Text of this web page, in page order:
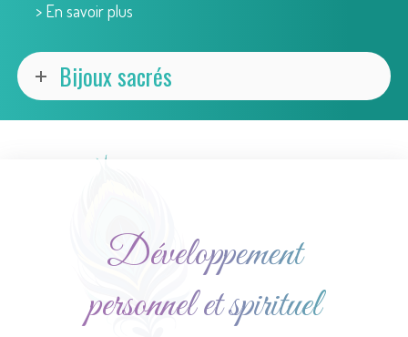
> En savoir plus
Bijoux sacrés
Développement
personnel et spirituel